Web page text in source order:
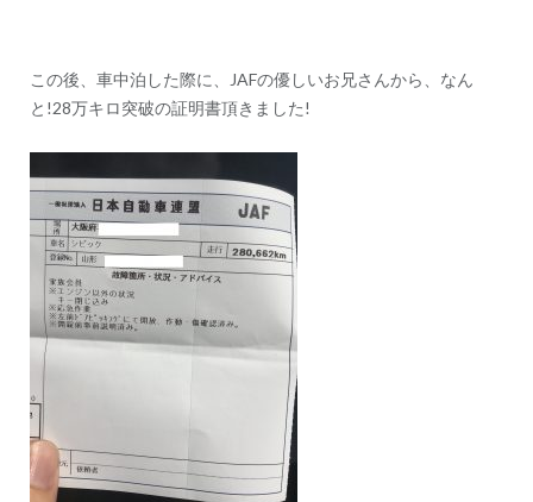
この後、車中泊した際に、JAFの優しいお兄さんから、なん
と!28万キロ突破の証明書頂きました!